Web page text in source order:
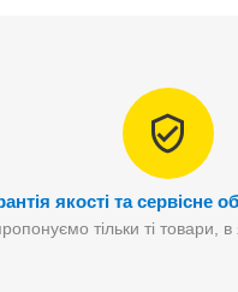
якості та сервісне
тільки ті товари,